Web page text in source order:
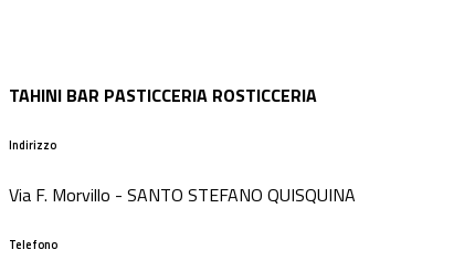
TAHINI BAR PASTICCERIA ROSTICCERIA
Indirizzo
Via F. Morvillo - SANTO STEFANO QUISQUINA
Telefono